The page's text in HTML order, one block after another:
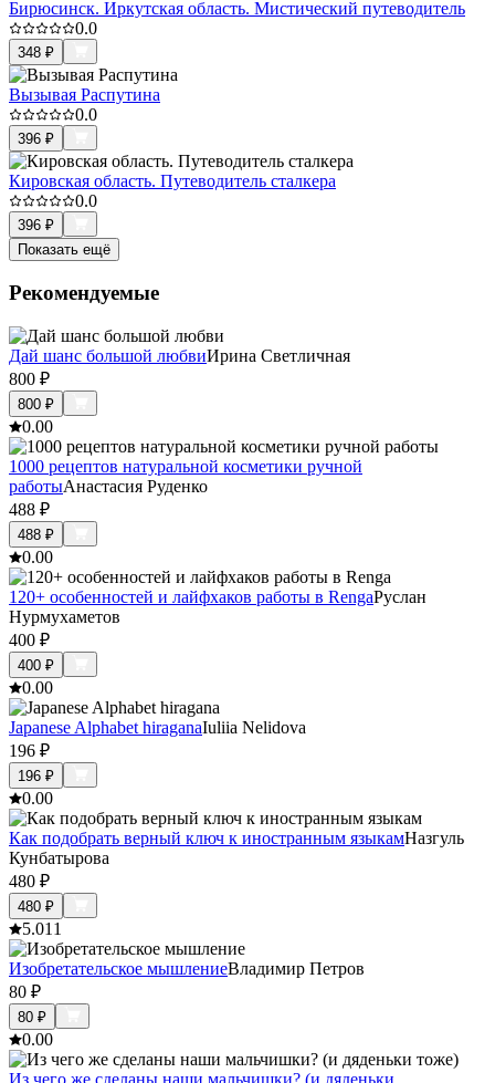
Бирюсинск. Иркутская область. Мистический путеводитель
0.0
348 ₽
Вызывая Распутина
0.0
396 ₽
Кировская область. Путеводитель сталкера
0.0
396 ₽
Показать ещё
Рекомендуемые
Дай шанс большой любвиИрина Светличная
800 ₽
800 ₽
0.00
1000 рецептов натуральной косметики ручной
работыАнастасия Руденко
488 ₽
488 ₽
0.00
120+ особенностей и лайфхаков работы в RengaРуслан
Нурмухаметов
400 ₽
400 ₽
0.00
Japanese Alphabet hiraganaIuliia Nelidova
196 ₽
196 ₽
0.00
Как подобрать верный ключ к иностранным языкамНазгуль
Кунбатырова
480 ₽
480 ₽
5.011
Изобретательское мышлениеВладимир Петров
80 ₽
80 ₽
0.00
Из чего же сделаны наши мальчишки? (и дяденьки